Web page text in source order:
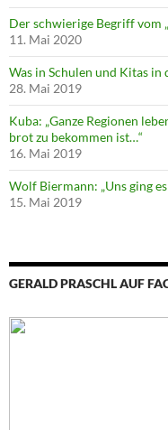
Der schwierige Begriff vom
11. Mai 2020
Was in Schulen und Kitas in
28. Mai 2019
Kuba: „Ganze Regionen
brot zu bekommen ist…“
16. Mai 2019
Wolf Biermann: „Uns ging
15. Mai 2019
GERALD PRASCHL AUF